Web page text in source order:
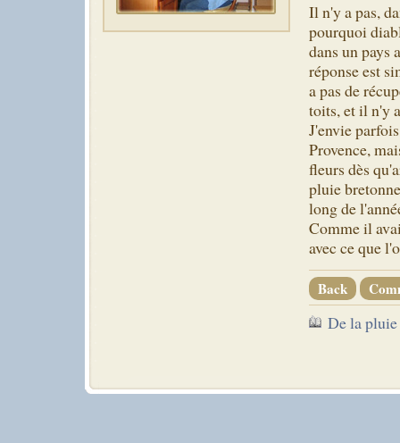
Il n'y a pas,
pourquoi
dans un pays
réponse est
a pas de
toits, et il n'y
J'envie
Provence,
fleurs dès
pluie
long de
Comme il
avec ce que
Back
De la pluie